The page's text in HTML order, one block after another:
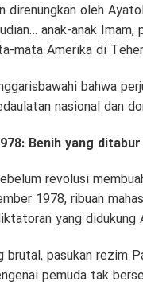
direnungkan oleh
anak-anak
mata Amerika di
bahwa
nasional dan
Benih yang
revolusi
1978, ribuan
yang didukung
brutal, pasukan rezim
pemuda tak